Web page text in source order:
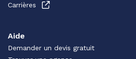
Carrières
Aide
Demander un devis gratuit